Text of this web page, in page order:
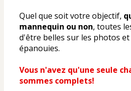
Quel que soit votre objectif,
mannequin ou non, toutes
d'être belles sur les photos
épanouies.
Vous n'avez qu'une seule
sommes complets!